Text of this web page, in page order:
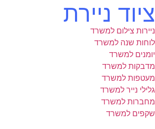
ציוד ניירת
ניירות צילום למשרד
לוחות שנה למשרד
יומנים למשרד
מדבקות למשרד
מעטפות למשרד
גלילי נייר למשרד
מחברות למשרד
שקפים למשרד